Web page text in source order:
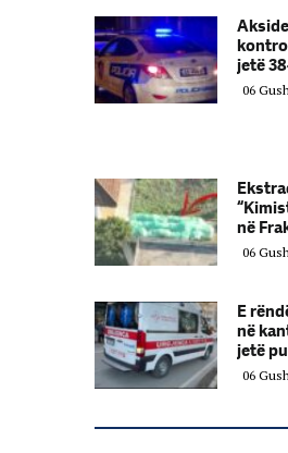
jetë
06
në
06
E
në
jetë
06